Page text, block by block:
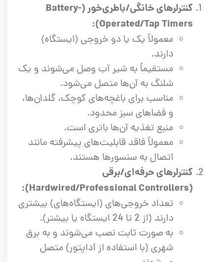
کنترلرهای خانگی/باطری‌خور (Battery-
Operated/Tap Timers):
معمولاً یک یا دو خروجی (ایستگاه)
دارند.
مستقیماً به شیر آب وصل می‌شوند و یک
شلنگ به آن‌ها متصل می‌شود.
مناسب برای باغچه‌های کوچک، گلدان‌ها،
و فضاهای سبز محدود.
منبع تغذیه آن‌ها باتری است.
معمولاً فاقد قابلیت‌های پیشرفته مانند
اتصال به سنسورها هستند.
کنترلرهای حرفه‌ای/برقی
(Hardwired/Professional Controllers):
تعداد خروجی‌های (ایستگاه‌های) بیشتری
دارند (از 2 تا 24 ایستگاه یا بیشتر).
به صورت ثابت نصب می‌شوند و به برق
شهری (با استفاده از آداپتور) متصل